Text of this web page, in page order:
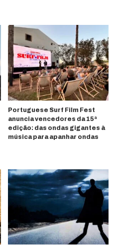
Portuguese Surf Film Fest
anuncia vencedores da 15ª
edição: das ondas gigantes à
música para apanhar ondas